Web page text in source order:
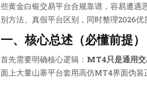
些黄金白银交易平台合规靠谱，容易遭
别方法、真假平台区别，同时整理2026优
一、核心总述（必懂前提）
首先需要明确核心逻辑： MT4只是通用交
面上大量山寨平台套用高仿MT4界面伪装